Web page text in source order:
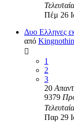
Πέμ 26
Δυο Ελληνες
από
1
2
3
20
9379
Παρ 29